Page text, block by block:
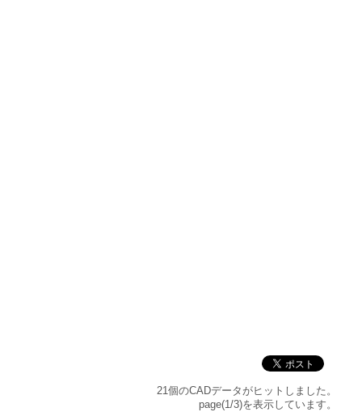
21個のCADデータがヒットしました。
page(1/3)を表示しています。